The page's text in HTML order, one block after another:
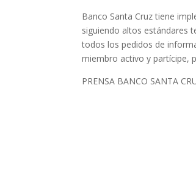
Banco Santa Cruz tiene
siguiendo altos estándares
todos los pedidos de
miembro activo y partícipe,
PRENSA BANCO SANTA